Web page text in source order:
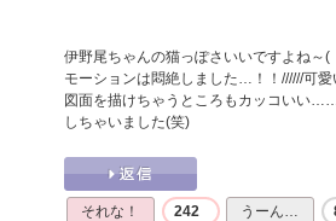
伊野尾ちゃんの猫っぽさいいですよね～
モーションは悶絶しました…！！//////可愛
図面を描けちゃうところもカッコいい
しちゃいました(笑)
それな！ 242 うーん…